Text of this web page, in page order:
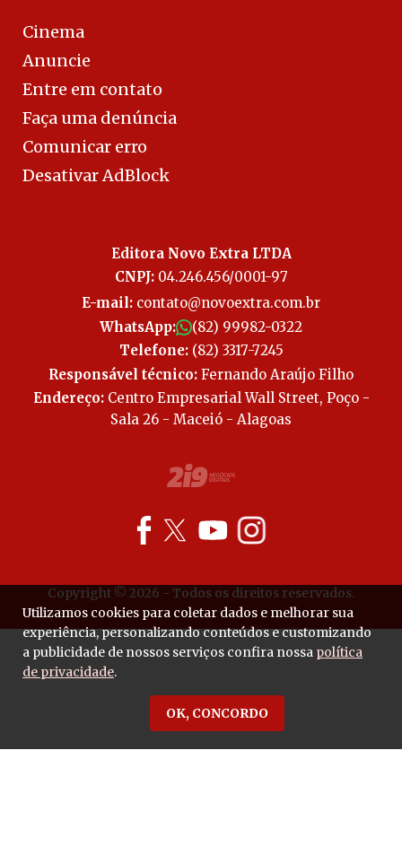
Cinema
Anuncie
Entre em contato
Faça uma denúncia
Comunicar erro
Desativar AdBlock
Editora Novo Extra LTDA
CNPJ:04.246.456/0001-97
E-mail: contato@novoextra.com.br
WhatsApp:
(82) 99982-0322
Telefone:(82) 3317-7245
Responsável técnico: Fernando Araújo Filho
Endereço:Centro Empresarial Wall Street, Poço -
Sala 26 - Maceió - Alagoas
Copyright © 2026 - Todos os direitos reservados.
Utilizamos cookies para coletar dados e melhorar sua
experiência, personalizando conteúdos e customizando
a publicidade de nossos serviços confira nossa política
de privacidade.
OK, CONCORDO